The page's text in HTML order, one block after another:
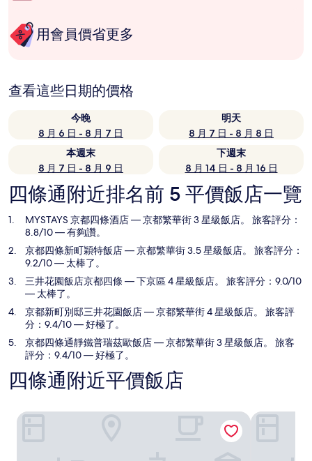
用會員價省更多
查看這些日期的價格
今晚
8 月 6 日 - 8 月 7 日
明天
8 月 7 日 - 8 月 8 日
本週末
8 月 7 日 - 8 月 9 日
下週末
8 月 14 日 - 8 月 16 日
四條通附近排名前 5 平價飯店一覽
MYSTAYS 京都四條酒店— 京都繁華街 3 星級飯店。 旅客評分：
8.8/10 — 有夠讚。
京都四條新町穎特飯店— 京都繁華街 3.5 星級飯店。 旅客評分：
9.2/10 — 太棒了。
三井花園飯店京都四條 — 下京區 4 星級飯店。 旅客評分：9.0/10
— 太棒了。
京都新町別邸三井花園飯店— 京都繁華街 4 星級飯店。 旅客評
分：9.4/10 — 好極了。
京都四條通靜鐵普瑞茲歐飯店— 京都繁華街 3 星級飯店。 旅客
評分：9.4/10 — 好極了。
四條通附近平價飯店
MYSTAYS 京都四條酒店 京都四條新